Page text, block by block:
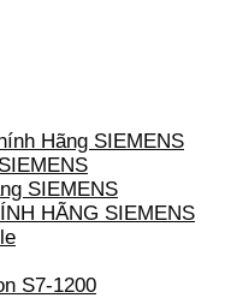
Hãng SIEMENS
SIEMENS
HÃNG SIEMENS
S7-1200